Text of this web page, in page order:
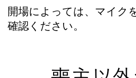
開場によっては、マイク
確認ください。